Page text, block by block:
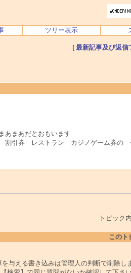
ツリー表示
[ 最新記事及び返信
まあだとおもいます
割引券 レストラン カジノゲーム券
トピック
このト
与える書き込みは管理人の判断で削除し